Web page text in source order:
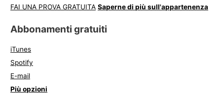
FAI UNA PROVA GRATUITA Saperne di più sull'appartenenza
Abbonamenti gratuiti
iTunes
Spotify
E-mail
Più opzioni